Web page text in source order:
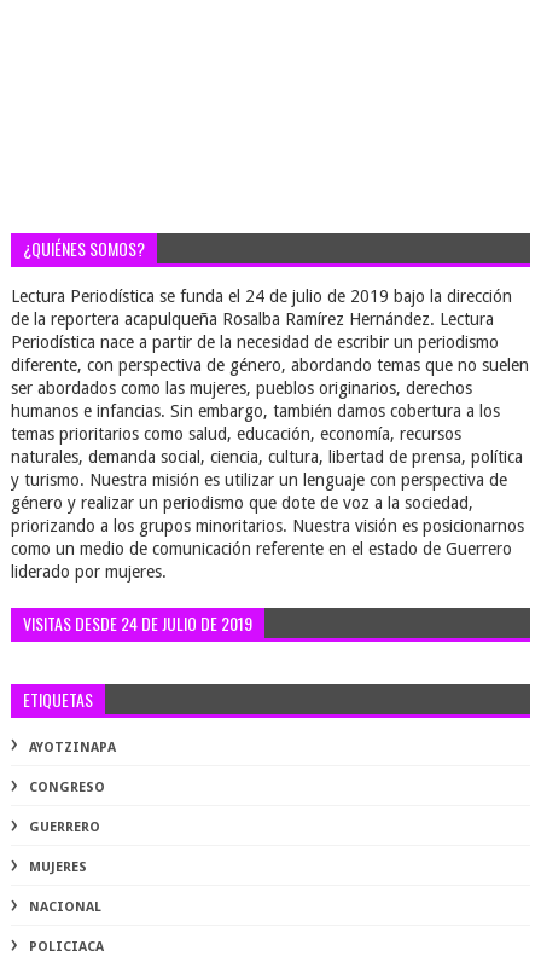
¿QUIÉNES SOMOS?
Lectura Periodística se funda el 24 de julio de 2019 bajo la dirección
de la reportera acapulqueña Rosalba Ramírez Hernández. Lectura
Periodística nace a partir de la necesidad de escribir un periodismo
diferente, con perspectiva de género, abordando temas que no suelen
ser abordados como las mujeres, pueblos originarios, derechos
humanos e infancias. Sin embargo, también damos cobertura a los
temas prioritarios como salud, educación, economía, recursos
naturales, demanda social, ciencia, cultura, libertad de prensa, política
y turismo. Nuestra misión es utilizar un lenguaje con perspectiva de
género y realizar un periodismo que dote de voz a la sociedad,
priorizando a los grupos minoritarios. Nuestra visión es posicionarnos
como un medio de comunicación referente en el estado de Guerrero
liderado por mujeres.
VISITAS DESDE 24 DE JULIO DE 2019
ETIQUETAS
AYOTZINAPA
CONGRESO
GUERRERO
MUJERES
NACIONAL
POLICIACA